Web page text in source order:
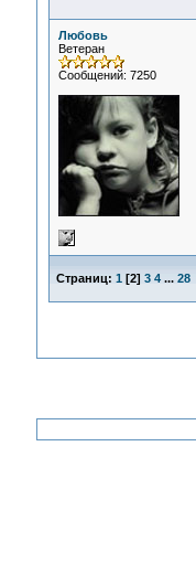
Любовь
Ветеран
Сообщений: 7250
Страниц: 1 [2] 3 4 ... 28